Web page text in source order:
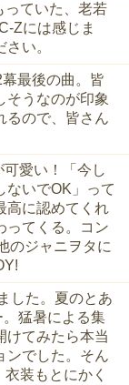
っていた、老若
Zには感じま
い。
最後の曲。皆
そうなのが印象
るので、皆さん
愛い！「今し
ないでOK」って
高に認めてくれ
ってくる。コン
のジャニヲタに
した。夏のとあ
猛暑による集
けてみたら本当
ンでした。そん
装もとにかく